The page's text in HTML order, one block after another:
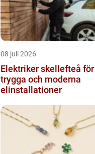
08 juli 2026
Elektriker skellefteå för
trygga och moderna
elinstallationer